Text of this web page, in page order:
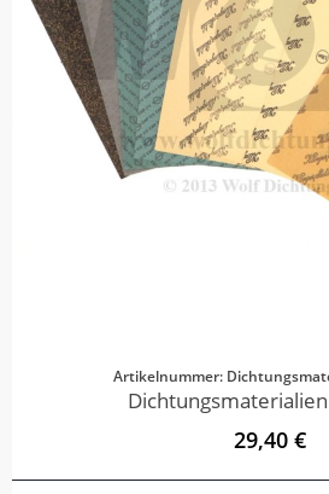
Artikelnummer:
Dichtungsmaterialien
29,40 €